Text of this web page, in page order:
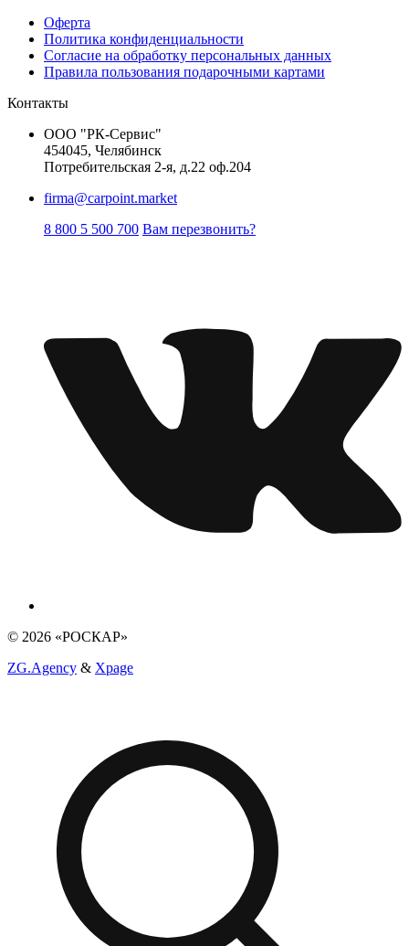
Оферта
Политика конфиденциальности
Согласие на обработку персональных данных
Правила пользования подарочными картами
Контакты
ООО "РК-Сервис"
454045, Челябинск
Потребительская 2-я, д.22 оф.204
firma@carpoint.market
8 800 5 500 700 Вам перезвонить?
© 2026 «РОСКАР»
ZG.Agency & Xpage